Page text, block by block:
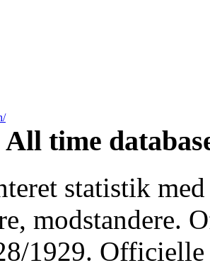
All time
statistik
modstandere.
1929.